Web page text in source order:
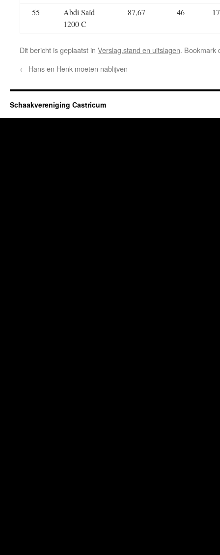
55
Abdi Saïd
1200 C
87,67 46 17
Dit bericht is geplaatst in Verslag,stand en uitslagen. Bookmark
← Hans en Henk moeten nablijven
Schaakvereniging Castricum